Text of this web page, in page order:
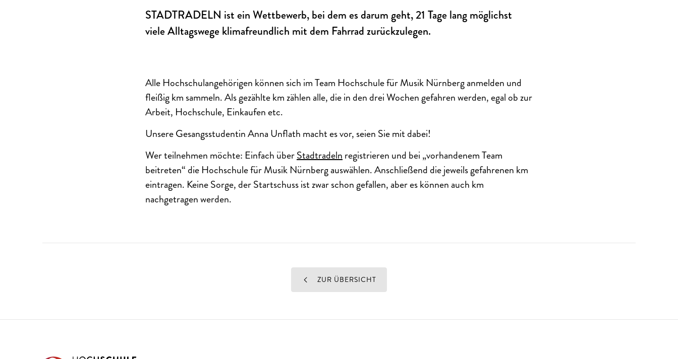
STADTRADELN ist ein Wettbewerb, bei dem es darum geht, 21 Tage lang möglichst
viele Alltagswege klimafreundlich mit dem Fahrrad zurückzulegen.
Alle Hochschulangehörigen können sich im Team Hochschule für Musik Nürnberg anmelden und
fleißig km sammeln. Als gezählte km zählen alle, die in den drei Wochen gefahren werden, egal ob zur
Arbeit, Hochschule, Einkaufen etc.
Unsere Gesangsstudentin Anna Unflath macht es vor, seien Sie mit dabei!
Wer teilnehmen möchte: Einfach überStadtradelnregistrieren und bei „vorhandenem Team
beitreten“ die Hochschule für Musik Nürnberg auswählen. Anschließend die jeweils gefahrenen km
eintragen. Keine Sorge, der Startschuss ist zwar schon gefallen, aber es können auch km
nachgetragen werden.
ZUR ÜBERSICHT